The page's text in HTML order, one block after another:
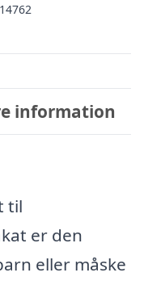
information
til
er den
eller måske